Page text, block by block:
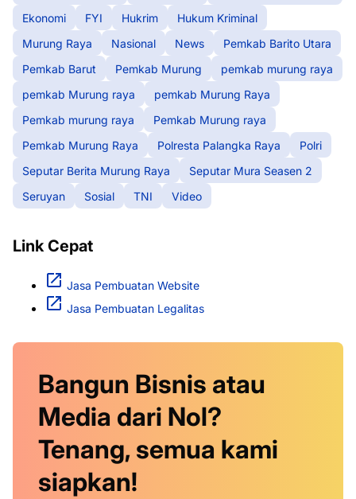
Ekonomi
FYI Hukrim
Hukum Kriminal
Murung Raya
Nasional News
Pemkab Barito Utara
Pemkab Barut
Pemkab Murung
pemkab murung raya
pemkab Murung raya
pemkab Murung Raya
Pemkab murung raya
Pemkab Murung raya
Pemkab Murung Raya
Polresta Palangka Raya
Polri
Seputar Berita Murung Raya
Seputar Mura Seasen 2
Seruyan
Sosial TNI Video
Link Cepat
Jasa Pembuatan Website
Jasa Pembuatan Legalitas
Bangun Bisnis atau
Media dari Nol?
Tenang, semua kami
siapkan!